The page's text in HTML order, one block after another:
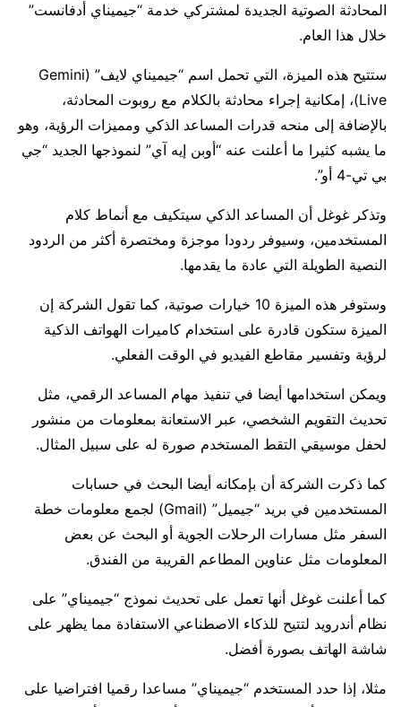
المحادثة الصوتية الجديدة لمشتركي خدمة “جيميناي أدفانست”
خلال هذا العام.
ستتيح هذه الميزة، التي تحمل اسم “جيميناي لايف” (Gemini
Live)، إمكانية إجراء محادثة بالكلام مع روبوت المحادثة،
بالإضافة إلى منحه قدرات المساعد الذكي ومميزات الرؤية، وهو
ما يشبه كثيرا ما أعلنت عنه “أوبن إيه آي” لنموذجها الجديد “جي
بي تي-4 أو”.
وتذكر غوغل أن المساعد الذكي سيتكيف مع أنماط كلام
المستخدمين، وسيوفر ردودا موجزة ومختصرة أكثر من الردود
النصية الطويلة التي عادة ما يقدمها.
وستوفر هذه الميزة 10 خيارات صوتية، كما تقول الشركة إن
الميزة ستكون قادرة على استخدام كاميرات الهواتف الذكية
لرؤية وتفسير مقاطع الفيديو في الوقت الفعلي.
ويمكن استخدامها أيضا في تنفيذ مهام المساعد الرقمي، مثل
تحديث التقويم الشخصي، عبر الاستعانة بمعلومات من منشور
لحفل موسيقي التقط المستخدم صورة له على سبيل المثال.
كما ذكرت الشركة أن بإمكانه أيضا البحث في حسابات
المستخدمين في بريد “جيميل” (Gmail) لجمع معلومات خطة
السفر مثل مسارات الرحلات الجوية أو البحث عن بعض
المعلومات مثل عناوين المطاعم القريبة من الفندق.
كما أعلنت غوغل أنها تعمل على تحديث نموذج “جيميناي” على
نظام أندرويد لتتيح للذكاء الاصطناعي الاستفادة مما يظهر على
شاشة الهاتف بصورة أفضل.
مثلا، إذا حدد المستخدم “جيميناي” مساعدا رقميا افتراضيا على